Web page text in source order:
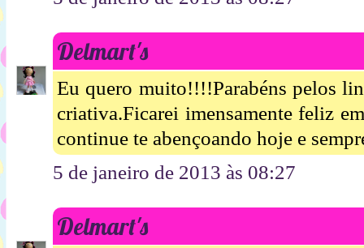
Delmart's
Eu quero muito!!!!Parabéns pelos
criativa.Ficarei imensamente feliz
continue te abençoando hoje e
5 de janeiro de 2013 às 08:27
Delmart's